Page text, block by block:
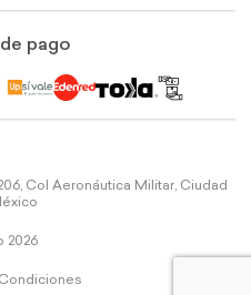
pago
Col Aeronáutica Militar, Ciudad
2026